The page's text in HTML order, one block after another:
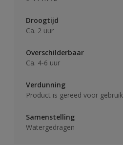
Droogtijd
Ca. 2 uur
Overschilderbaar
Ca. 4-6 uur
Verdunning
Product is gereed voor gebruik
Samenstelling
Watergedragen